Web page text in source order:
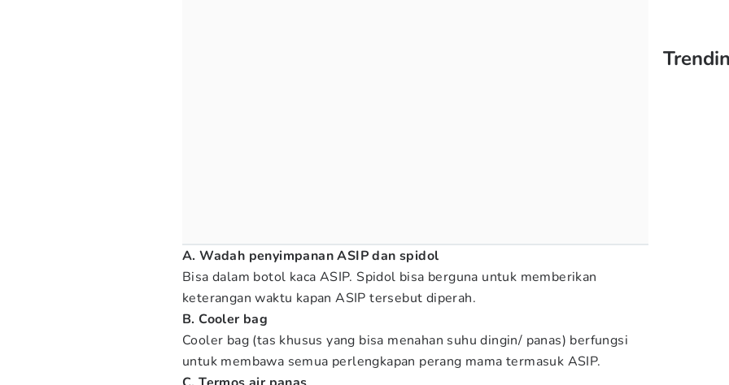
A. Wadah penyimpanan ASIP dan spidol
Bisa dalam botol kaca ASIP. Spidol bisa berguna untuk memberikan
keterangan waktu kapan ASIP tersebut diperah.
B. Cooler bag
Cooler bag (tas khusus yang bisa menahan suhu dingin/ panas) berfungsi
untuk membawa semua perlengkapan perang mama termasuk ASIP.